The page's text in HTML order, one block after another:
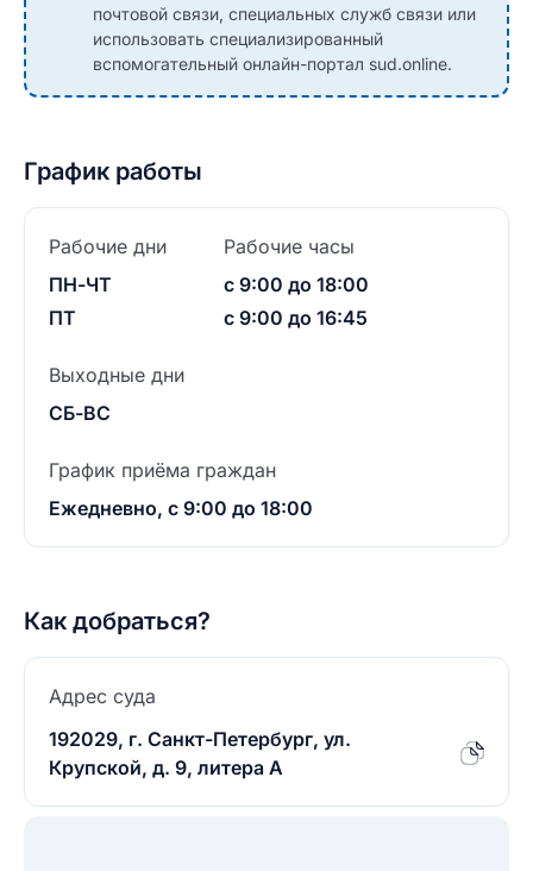
почтовой связи, специальных служб связи или
использовать специализированный
вспомогательный онлайн-портал sud.online.
График работы
Рабочие дни
ПН-ЧТ
ПТ
Рабочие часы
с 9:00 до 18:00
с 9:00 до 16:45
Выходные дни
СБ-ВС
График приёма граждан
Ежедневно, с 9:00 до 18:00
Как добраться?
Адрес суда
192029, г. Санкт-Петербург, ул.
Крупской, д. 9, литера А